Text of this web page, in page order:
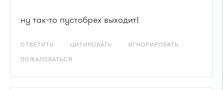
ну так-то пустобрех выходит!
ОТВЕТИТЬ ЦИТИРОВАТЬ ИГНОРИРОВАТЬ
ПОЖАЛОВАТЬСЯ